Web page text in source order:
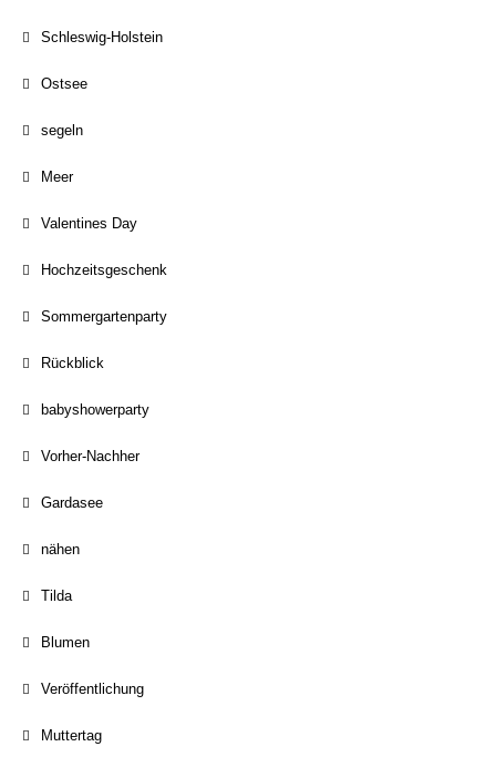
Schleswig-Holstein
Ostsee
segeln
Meer
Valentines Day
Hochzeitsgeschenk
Sommergartenparty
Rückblick
babyshowerparty
Vorher-Nachher
Gardasee
nähen
Tilda
Blumen
Veröffentlichung
Muttertag